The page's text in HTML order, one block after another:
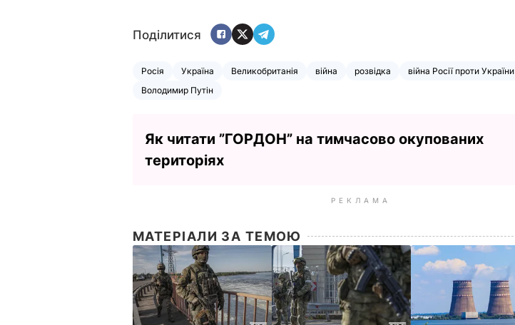
Поділитися
Росія Україна Великобританія війна розвідка
війна Росії проти України
Володимир Путін
Як читати ”ГОРДОН” на тимчасово окупованих
територіях
РЕКЛАМА
МАТЕРІАЛИ ЗА ТЕМОЮ